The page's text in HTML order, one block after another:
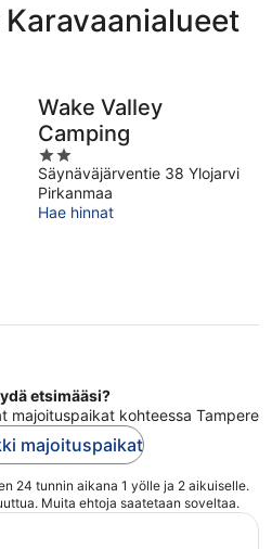
Wake Valley
Camping
2
out
of
5
Säynäväjärventie 38 Ylojarvi
Pirkanmaa
Hae hinnat
etsimääsi?
majoituspaikat kohteessa Tampere
majoituspaikat
24 tunnin aikana 1 yölle ja 2 aikuiselle.
Muita ehtoja saatetaan soveltaa.